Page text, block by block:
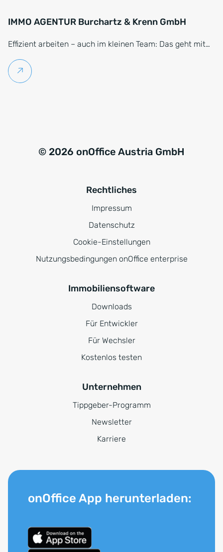
IMMO AGENTUR Burchartz & Krenn GmbH
Effizient arbeiten – auch im kleinen Team: Das geht mit…
Weiterlesen
© 2026 onOffice Austria GmbH
Rechtliches
Impressum
Datenschutz
Cookie-Einstellungen
Nutzungsbedingungen onOffice enterprise
Immobiliensoftware
Downloads
Für Entwickler
Für Wechsler
Kostenlos testen
Unternehmen
Tippgeber-Programm
Newsletter
Karriere
onOffice App herunterladen: